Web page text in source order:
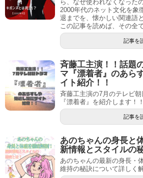
ら、なぜ使われなくなった
2000年代のネット文化を象
退までを、懐かしい関連語
この記事を読めば、その全
記事を
斉藤工主演！！話題
マ『漂着者』のあら
イト紹介！！
斉藤工主演の7月のテレビ
『漂着者』を紹介します！！
記事を
あのちゃんの身長と
新情報とスタイルの
あのちゃんの最新の身長・
維持の秘訣について詳しく